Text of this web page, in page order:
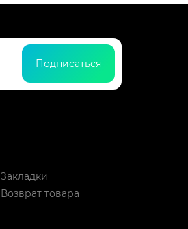
Подписаться
Закладки
Возврат товара